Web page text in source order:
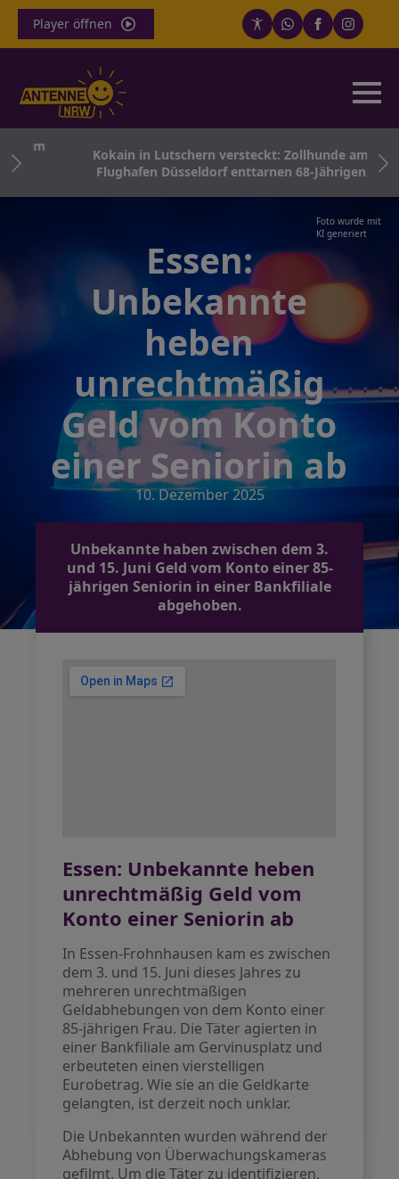
Player öffnen
Kokain in Lutschern versteckt: Zollhunde am
Flughafen Düsseldorf enttarnen 68-Jährigen
Foto wurde mit
KI generiert
Essen:
Unbekannte
heben
unrechtmäßig
Geld vom Konto
einer Seniorin ab
10. Dezember 2025
Unbekannte haben zwischen dem 3.
und 15. Juni Geld vom Konto einer 85-
jährigen Seniorin in einer Bankfiliale
abgehoben.
Essen: Unbekannte heben
unrechtmäßig Geld vom
Konto einer Seniorin ab
In Essen-Frohnhausen kam es zwischen
dem 3. und 15. Juni dieses Jahres zu
mehreren unrechtmäßigen
Geldabhebungen von dem Konto einer
85-jährigen Frau. Die Täter agierten in
einer Bankfiliale am Gervinusplatz und
erbeuteten einen vierstelligen
Eurobetrag. Wie sie an die Geldkarte
gelangten, ist derzeit noch unklar.
Die Unbekannten wurden während der
Abhebung von Überwachungskameras
gefilmt. Um die Täter zu identifizieren,